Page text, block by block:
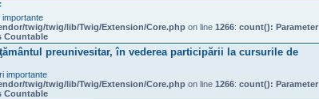
importante
twig/twig/lib/Twig/Extension/Core.php on line 1266: count(): Parameter
Countable
preunivesitar, în vederea participării la cursurile de
importante
twig/twig/lib/Twig/Extension/Core.php on line 1266: count(): Parameter
Countable